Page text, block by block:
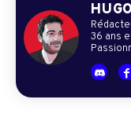
36 ans